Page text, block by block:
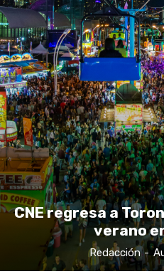
CNE regresa a
verano
Redacción -